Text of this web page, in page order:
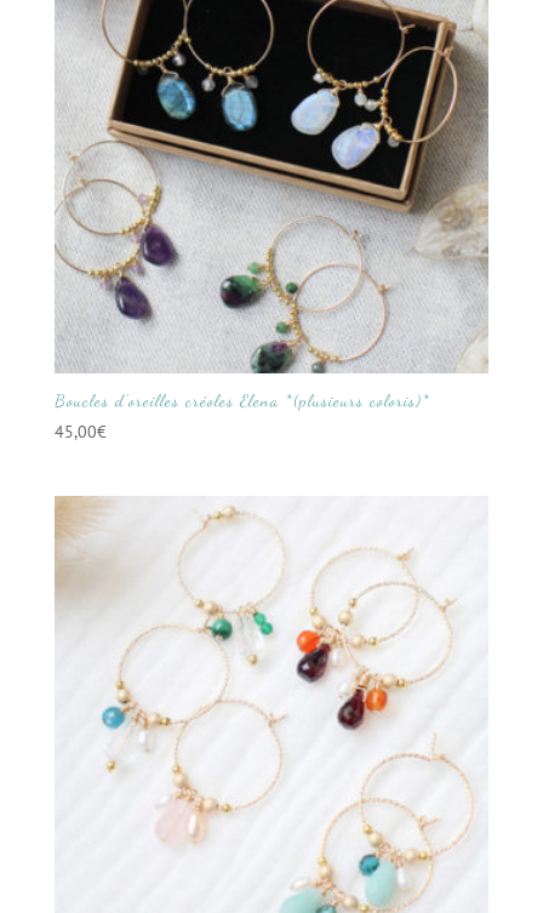
Boucles d’oreilles créoles Elena *(plusieurs coloris)*
45,00€